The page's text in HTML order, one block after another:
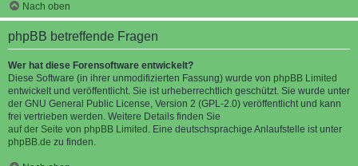
Nach oben
phpBB betreffende Fragen
Wer hat diese Forensoftware entwickelt?
Diese Software (in ihrer unmodifizierten Fassung) wurde von phpBB Limited
entwickelt und veröffentlicht. Sie ist urheberrechtlich geschützt. Sie wurde unter
der GNU General Public License, Version 2 (GPL-2.0) veröffentlicht und kann
frei vertrieben werden. Weitere Details finden Sie
auf der Seite von phpBB Limited . Eine deutschsprachige Anlaufstelle ist unter
phpBB.de zu finden.